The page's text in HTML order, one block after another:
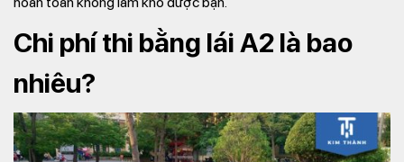
Chi phí thi bằng lái A2 là bao
nhiêu?